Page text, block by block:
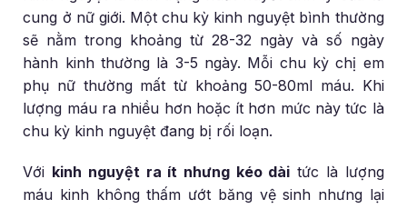
cung ở nữ giới. Một chu kỳ kinh nguyệt bình thường
sẽ nằm trong khoảng từ 28-32 ngày và số ngày
hành kinh thường là 3-5 ngày. Mỗi chu kỳ chị em
phụ nữ thường mất từ khoảng 50-80ml máu. Khi
lượng máu ra nhiều hơn hoặc ít hơn mức này tức là
chu kỳ kinh nguyệt đang bị rối loạn.
Với kinh nguyệt ra ít nhưng kéo dài tức là lượng
máu kinh không thấm ướt băng vệ sinh nhưng lại